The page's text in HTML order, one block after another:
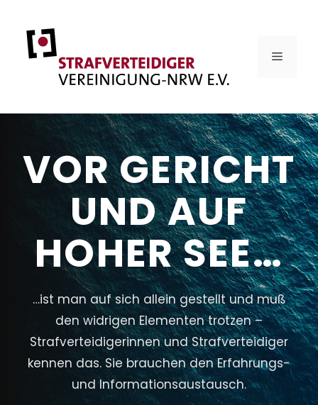
Inhalt
springen
MENÜ
VOR GERICHT
UND AUF
HOHER SEE…
…ist man auf sich allein gestellt und muß
den widrigen Elementen trotzen –
Strafverteidigerinnen und Strafverteidiger
kennen das. Sie brauchen den Erfahrungs-
und Informationsaustausch.